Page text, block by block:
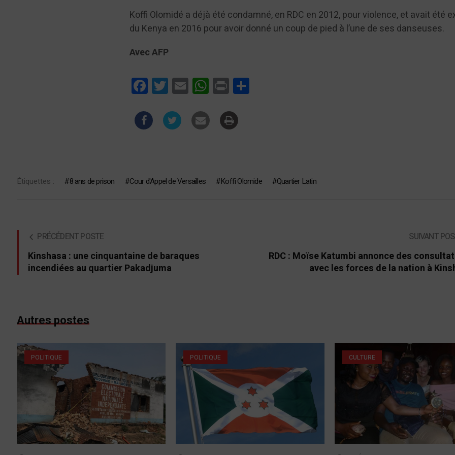
Koffi Olomidé a déjà été condamné, en RDC en 2012, pour violence, et avait été
du Kenya en 2016 pour avoir donné un coup de pied à l’une de ses danseuses.
Avec AFP
FacebookTwitterEmail WhatsApp
Print
Étiquettes : 8 ans de prison Cour d'Appel de Versailles Koffi Olomide Quartier Latin
PRÉCÉDENT POSTE
Kinshasa : une cinquantaine de baraques
incendiées au quartier Pakadjuma
SUIVANT
RDC : Moïse Katumbi annonce des
avec les forces de la nation à
Autres postes
POLITIQUE POLITIQUE CULTURE